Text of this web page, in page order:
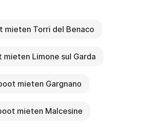
mieten Torri del Benaco
Limone sul Garda
mieten Gargnano
mieten Malcesine